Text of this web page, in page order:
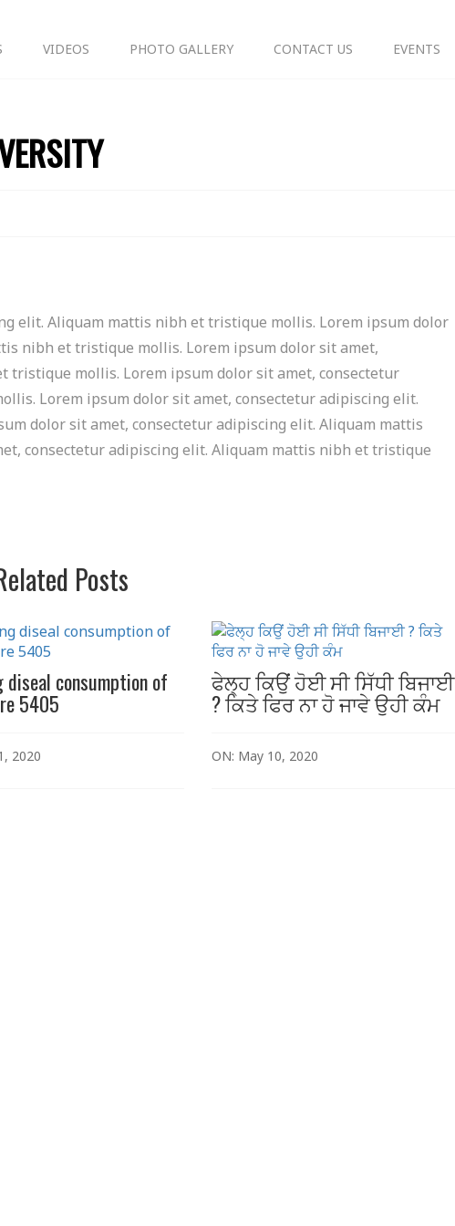
VIDEOS PHOTO GALLERY CONTACT US EVENTS
elit. Aliquam mattis nibh et tristique mollis. Lorem ipsum dolor
nibh et tristique mollis. Lorem ipsum dolor sit amet,
tristique mollis. Lorem ipsum dolor sit amet, consectetur
Lorem ipsum dolor sit amet, consectetur adipiscing elit.
dolor sit amet, consectetur adipiscing elit. Aliquam mattis
consectetur adipiscing elit. Aliquam mattis nibh et tristique
Posts
diseal consumption of
5405
2020
ਫੇਲ੍ਹ ਕਿਉਂ ਹੋਈ ਸੀ ਸਿੱਧੀ ਬਿਜਾਈ
? ਕਿਤੇ ਫਿਰ ਨਾ ਹੋ ਜਾਵੇ ਉਹੀ ਕੰਮ
ON: May 10, 2020